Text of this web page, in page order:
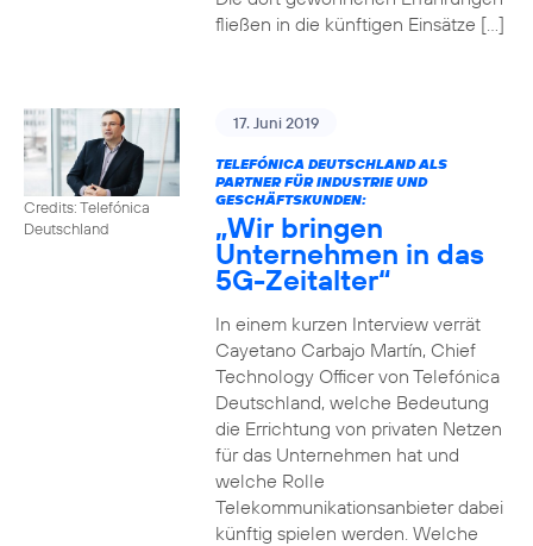
fließen in die künftigen Einsätze […]
Credits: Telefónica
Deutschland
17. Juni 2019
TELEFÓNICA DEUTSCHLAND ALS
PARTNER FÜR INDUSTRIE UND
GESCHÄFTSKUNDEN:
„Wir bringen
Unternehmen in das
5G-Zeitalter“
In einem kurzen Interview verrät
Cayetano Carbajo Martín, Chief
Technology Officer von Telefónica
Deutschland, welche Bedeutung
die Errichtung von privaten Netzen
für das Unternehmen hat und
welche Rolle
Telekommunikationsanbieter dabei
künftig spielen werden. Welche